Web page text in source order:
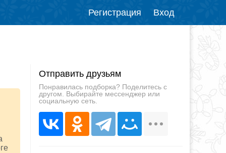
Регистрация Вход
Отправить друзьям
Понравилась подборка? Поделитесь с
другом. Выбирайте мессенджер или
социальную сеть.